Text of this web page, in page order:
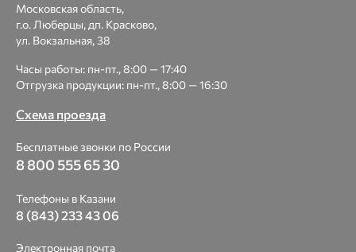
Московская область,
г.о. Люберцы, дп. Красково,
ул. Вокзальная, 38
Часы работы: пн-пт., 8:00 — 17:40
Отгрузка продукции: пн-пт., 8:00 — 16:30
Схема проезда
Бесплатные звонки по России
8 800 555 65 30
Телефоны в Казани
8 (843) 233 43 06
Электронная почта